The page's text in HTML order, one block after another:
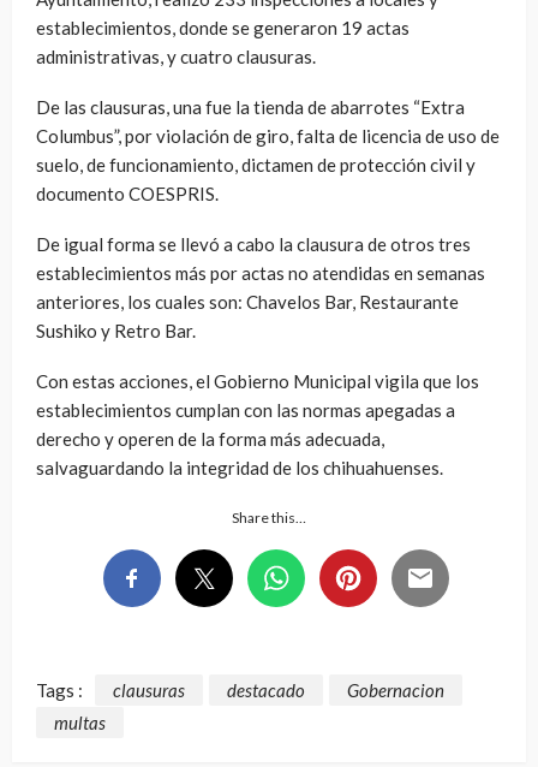
establecimientos, donde se generaron 19 actas
administrativas, y cuatro clausuras.
De las clausuras, una fue la tienda de abarrotes “Extra
Columbus”, por violación de giro, falta de licencia de uso de
suelo, de funcionamiento, dictamen de protección civil y
documento COESPRIS.
De igual forma se llevó a cabo la clausura de otros tres
establecimientos más por actas no atendidas en semanas
anteriores, los cuales son: Chavelos Bar, Restaurante
Sushiko y Retro Bar.
Con estas acciones, el Gobierno Municipal vigila que los
establecimientos cumplan con las normas apegadas a
derecho y operen de la forma más adecuada,
salvaguardando la integridad de los chihuahuenses.
Share this…
Tags : clausuras destacado
Gobernacion
multas